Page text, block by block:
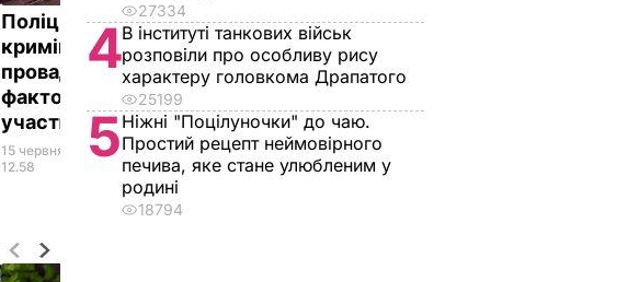
Поліція відкрила
кримінальне
провадження за
фактом ДТП за
участю Барни
15 червня,
12.58
НАДЗВИЧАЙНІ
ПОДІЇ
Суд зобов'язав
Лещенка
спростувати
стеження МВС за
ним – Аваков
13 червня, 18.45ПОЛІТИКА
27334
4В інституті танкових військ
розповіли про особливу рису
характеру головкома Драпатого
25199
5Ніжні "Поцілуночки" до чаю.
Простий рецепт неймовірного
печива, яке стане улюбленим у
родині
18794